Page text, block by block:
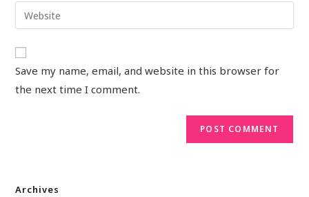
Save my name, email, and website in this browser for
the next time I comment.
Archives